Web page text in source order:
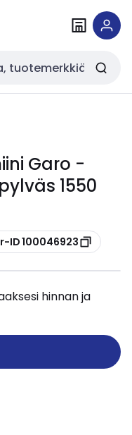
Garo -
1550
ID 100046923
hinnan ja